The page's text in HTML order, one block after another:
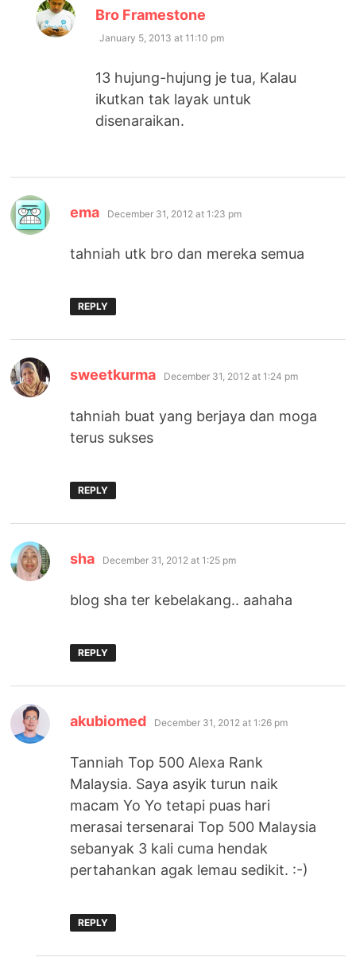
Bro Framestone
January 5, 2013 at 11:10 pm
13 hujung-hujung je tua, Kalau
ikutkan tak layak untuk
disenaraikan.
ema says:
December 31, 2012 at 1:23 pm
tahniah utk bro dan mereka semua
REPLY
sweetkurma says:
December 31, 2012 at 1:24 pm
tahniah buat yang berjaya dan moga
terus sukses
REPLY
sha says:
December 31, 2012 at 1:25 pm
blog sha ter kebelakang.. aahaha
REPLY
akubiomed says:
December 31, 2012 at 1:26 pm
Tanniah Top 500 Alexa Rank
Malaysia. Saya asyik turun naik
macam Yo Yo tetapi puas hari
merasai tersenarai Top 500 Malaysia
sebanyak 3 kali cuma hendak
pertahankan agak lemau sedikit. :-)
REPLY